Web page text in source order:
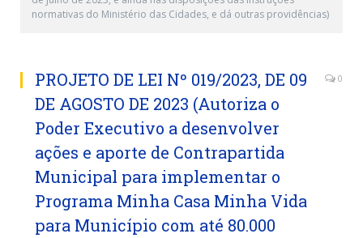
normativas do Ministério das Cidades, e dá outras providências)
PROJETO DE LEI Nº 019/2023, DE 09
DE AGOSTO DE 2023 (Autoriza o
Poder Executivo a desenvolver
ações e aporte de Contrapartida
Municipal para implementar o
Programa Minha Casa Minha Vida
para Município com até 80.000
0